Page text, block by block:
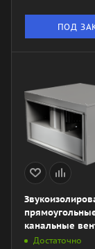
ПОД
канальные
ZKSA 800х500-
Достаточно